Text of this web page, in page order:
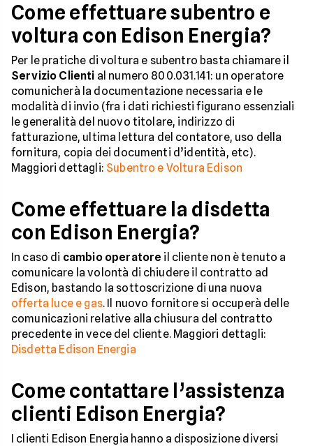
Come effettuare subentro e
voltura con Edison Energia?
Per le pratiche di voltura e subentro basta chiamare il
Servizio Clienti al numero 800.031.141: un operatore
comunicherà la documentazione necessaria e le
modalità di invio (fra i dati richiesti figurano essenziali
le generalità del nuovo titolare, indirizzo di
fatturazione, ultima lettura del contatore, uso della
fornitura, copia dei documenti d’identità, etc).
Maggiori dettagli: Subentro e Voltura Edison
Come effettuare la disdetta
con Edison Energia?
In caso di cambio operatore il cliente non è tenuto a
comunicare la volontà di chiudere il contratto ad
Edison, bastando la sottoscrizione di una nuova
offerta luce e gas. Il nuovo fornitore si occuperà delle
comunicazioni relative alla chiusura del contratto
precedente in vece del cliente. Maggiori dettagli:
Disdetta Edison Energia
Come contattare l’assistenza
clienti Edison Energia?
I clienti Edison Energia hanno a disposizione diversi